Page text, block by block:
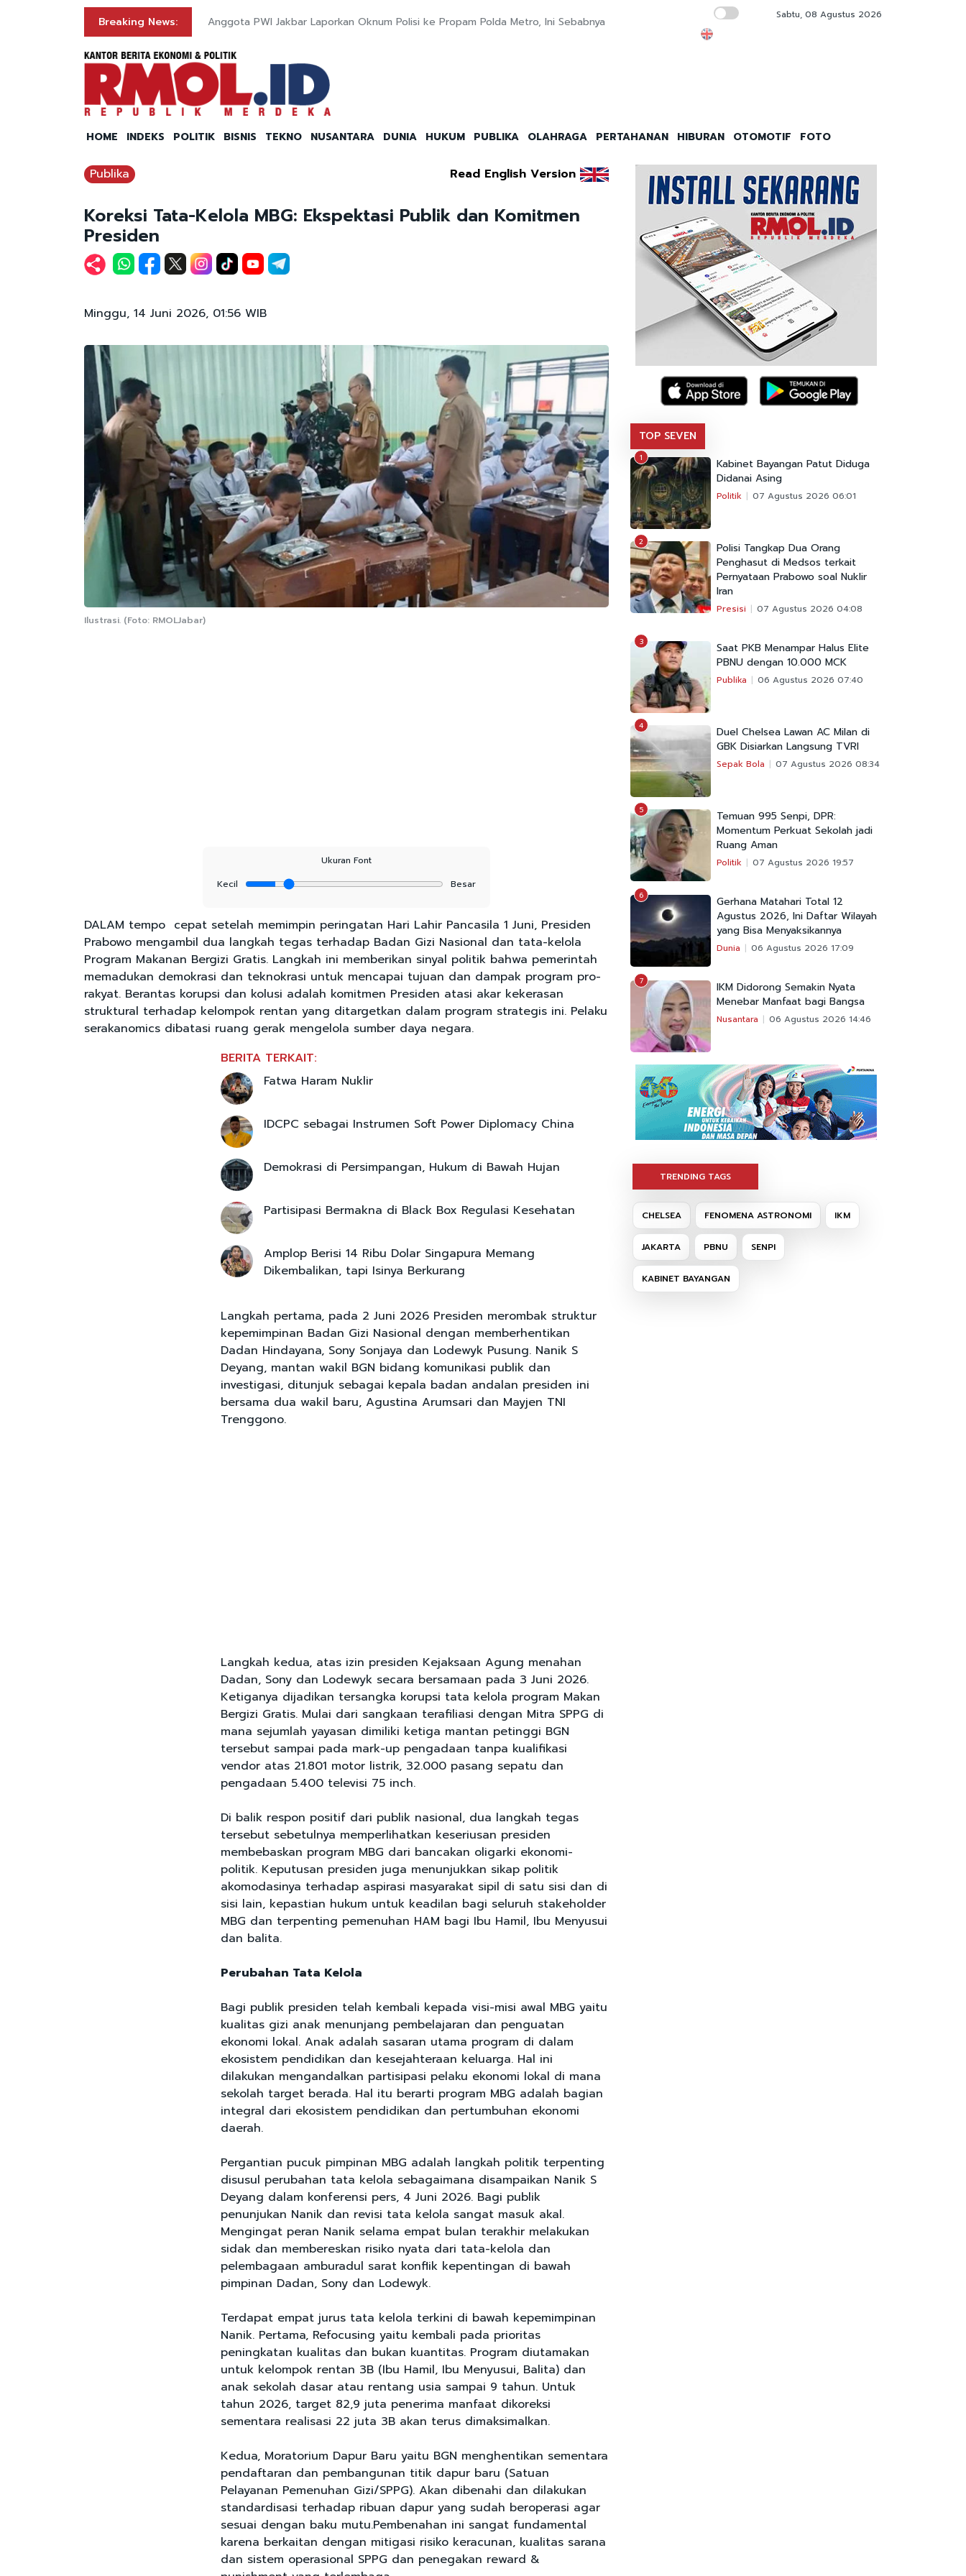
Breaking News: Anggota PWI Jakbar Laporkan Oknum Polisi ke Propam Polda Metro, Ini Sebabnya Kejagung Pede Hadapi Febrie di Sidang
Sabtu, 08 Agustus 2026
HOME INDEKS POLITIK BISNIS TEKNO NUSANTARA DUNIA HUKUM PUBLIKA OLAHRAGA PERTAHANAN HIBURAN OTOMOTIF FOTO
Publika Read English Version
Koreksi Tata-Kelola MBG: Ekspektasi Publik dan Komitmen
Presiden
Minggu, 14 Juni 2026, 01:56 WIB
Ilustrasi. (Foto: RMOLJabar)
Ukuran Font
Kecil
Besar
DALAM tempo cepat setelah memimpin peringatan Hari Lahir Pancasila 1 Juni, Presiden
Prabowo mengambil dua langkah tegas terhadap Badan Gizi Nasional dan tata-kelola
Program Makanan Bergizi Gratis. Langkah ini memberikan sinyal politik bahwa pemerintah
memadukan demokrasi dan teknokrasi untuk mencapai tujuan dan dampak program pro-
rakyat. Berantas korupsi dan kolusi adalah komitmen Presiden atasi akar kekerasan
struktural terhadap kelompok rentan yang ditargetkan dalam program strategis ini. Pelaku
serakanomics dibatasi ruang gerak mengelola sumber daya negara.
BERITA TERKAIT:
Fatwa Haram Nuklir
IDCPC sebagai Instrumen Soft Power Diplomacy China
Demokrasi di Persimpangan, Hukum di Bawah Hujan
Partisipasi Bermakna di Black Box Regulasi Kesehatan
Amplop Berisi 14 Ribu Dolar Singapura Memang
Dikembalikan, tapi Isinya Berkurang
Langkah pertama, pada 2 Juni 2026 Presiden merombak struktur
kepemimpinan Badan Gizi Nasional dengan memberhentikan
Dadan Hindayana, Sony Sonjaya dan Lodewyk Pusung. Nanik S
Deyang, mantan wakil BGN bidang komunikasi publik dan
investigasi, ditunjuk sebagai kepala badan andalan presiden ini
bersama dua wakil baru, Agustina Arumsari dan Mayjen TNI
Trenggono.
Langkah kedua, atas izin presiden Kejaksaan Agung menahan
Dadan, Sony dan Lodewyk secara bersamaan pada 3 Juni 2026.
Ketiganya dijadikan tersangka korupsi tata kelola program Makan
Bergizi Gratis. Mulai dari sangkaan terafiliasi dengan Mitra SPPG di
mana sejumlah yayasan dimiliki ketiga mantan petinggi BGN
tersebut sampai pada mark-up pengadaan tanpa kualifikasi
vendor atas 21.801 motor listrik, 32.000 pasang sepatu dan
pengadaan 5.400 televisi 75 inch.
Di balik respon positif dari publik nasional, dua langkah tegas
tersebut sebetulnya memperlihatkan keseriusan presiden
membebaskan program MBG dari bancakan oligarki ekonomi-
politik. Keputusan presiden juga menunjukkan sikap politik
akomodasinya terhadap aspirasi masyarakat sipil di satu sisi dan di
sisi lain, kepastian hukum untuk keadilan bagi seluruh stakeholder
MBG dan terpenting pemenuhan HAM bagi Ibu Hamil, Ibu Menyusui
dan balita.
Perubahan Tata Kelola
Bagi publik presiden telah kembali kepada visi-misi awal MBG yaitu
kualitas gizi anak menunjang pembelajaran dan penguatan
ekonomi lokal. Anak adalah sasaran utama program di dalam
ekosistem pendidikan dan kesejahteraan keluarga. Hal ini
dilakukan mengandalkan partisipasi pelaku ekonomi lokal di mana
sekolah target berada. Hal itu berarti program MBG adalah bagian
integral dari ekosistem pendidikan dan pertumbuhan ekonomi
daerah.
Pergantian pucuk pimpinan MBG adalah langkah politik terpenting
disusul perubahan tata kelola sebagaimana disampaikan Nanik S
Deyang dalam konferensi pers, 4 Juni 2026. Bagi publik
penunjukan Nanik dan revisi tata kelola sangat masuk akal.
Mengingat peran Nanik selama empat bulan terakhir melakukan
sidak dan membereskan risiko nyata dari tata-kelola dan
pelembagaan amburadul sarat konflik kepentingan di bawah
pimpinan Dadan, Sony dan Lodewyk.
Terdapat empat jurus tata kelola terkini di bawah kepemimpinan
Nanik. Pertama, Refocusing yaitu kembali pada prioritas
peningkatan kualitas dan bukan kuantitas. Program diutamakan
untuk kelompok rentan 3B (Ibu Hamil, Ibu Menyusui, Balita) dan
anak sekolah dasar atau rentang usia sampai 9 tahun. Untuk
tahun 2026, target 82,9 juta penerima manfaat dikoreksi
sementara realisasi 22 juta 3B akan terus dimaksimalkan.
Kedua, Moratorium Dapur Baru yaitu BGN menghentikan sementara
pendaftaran dan pembangunan titik dapur baru (Satuan
Pelayanan Pemenuhan Gizi/SPPG). Akan dibenahi dan dilakukan
standardisasi terhadap ribuan dapur yang sudah beroperasi agar
sesuai dengan baku mutu.Pembenahan ini sangat fundamental
karena berkaitan dengan mitigasi risiko keracunan, kualitas sarana
dan sistem operasional SPPG dan penegakan reward &
TOP SEVEN
1
Kabinet Bayangan Patut Diduga
Didanai Asing
Politik 07 Agustus 2026 06:01
2
Polisi Tangkap Dua Orang
Penghasut di Medsos terkait
Pernyataan Prabowo soal Nuklir
Iran
Presisi 07 Agustus 2026 04:08
3
Saat PKB Menampar Halus Elite
PBNU dengan 10.000 MCK
Publika 06 Agustus 2026 07:40
4
Duel Chelsea Lawan AC Milan di
GBK Disiarkan Langsung TVRI
Sepak Bola 07 Agustus 2026 08:34
5
Temuan 995 Senpi, DPR:
Momentum Perkuat Sekolah jadi
Ruang Aman
Politik 07 Agustus 2026 19:57
6
Gerhana Matahari Total 12
Agustus 2026, Ini Daftar Wilayah
yang Bisa Menyaksikannya
Dunia 06 Agustus 2026 17:09
7
IKM Didorong Semakin Nyata
Menebar Manfaat bagi Bangsa
Nusantara 06 Agustus 2026 14:46
TRENDING TAGS
CHELSEA FENOMENA ASTRONOMI IKM
JAKARTA PBNU SENPI
KABINET BAYANGAN